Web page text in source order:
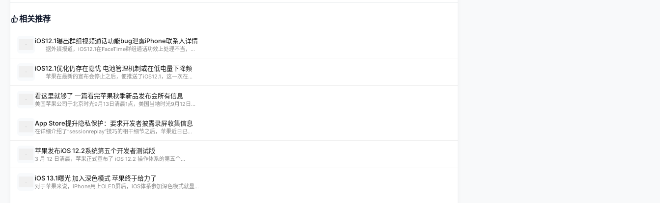
相关推荐
iOS12.1曝出群组视频通话功能bug泄露iPhone联系人详情
据外媒报道，iOS12.1在FaceTime群组通话功效上处理不当，...
iOS12.1优化仍存在隐忧 电池管理机制或在低电量下降频
苹果在最新的宣布会停止之后，便推送了iOS12.1，这一次在...
看这里就够了 一篇看完苹果秋季新品发布会所有信息
美国苹果公司于北京时光9月13日清晨1点，美国当地时光9月12日...
App Store提升隐私保护：要求开发者披露录屏收集信息
在详细介绍了“sessionreplay”技巧的相干细节之后，苹果近日已...
苹果发布iOS 12.2系统第五个开发者测试版
3 月 12 日清晨，苹果正式宣布了 iOS 12.2 操作体系的第五个...
iOS 13.1曝光 加入深色模式 苹果终于给力了
对于苹果来说，iPhone用上OLED屏后，iOS体系参加深色模式就显...